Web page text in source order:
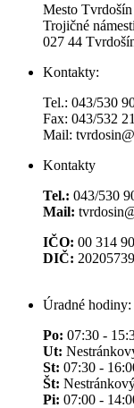
Mesto Tvrdošín
Trojičné
027 44
Kontakty:
Tel.: 043/530
Fax: 043/532
Mail:
Kontakty
Tel.: 043/530
Mail:
IČO: 00 314
DIČ:
Úradné hodiny:
Po: 07:30 -
Ut:
St: 07:30 -
Št:
Pi: 07:00 -